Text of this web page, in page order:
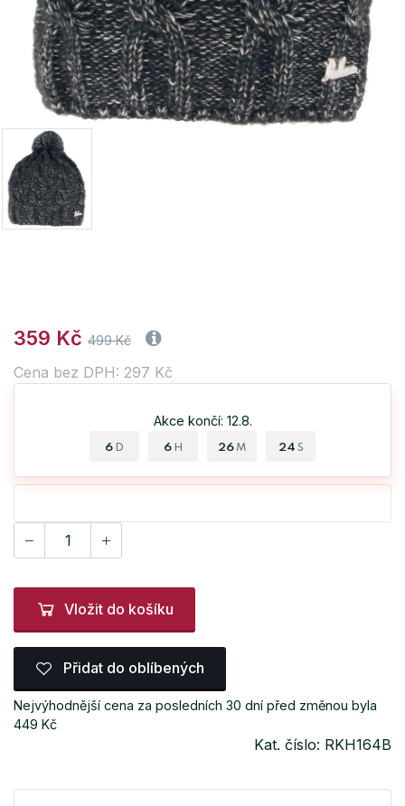
359 Kč 499 Kč
Cena bez DPH: 297 Kč
Akce končí: 12.8.
6 D 6 H 26 M 24 S
Vložit do košíku
Přidat do oblíbených
Nejvýhodnější cena za posledních 30 dní před změnou byla
449 Kč
Kat. číslo: RKH164B